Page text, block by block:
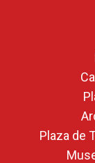
Plaza de